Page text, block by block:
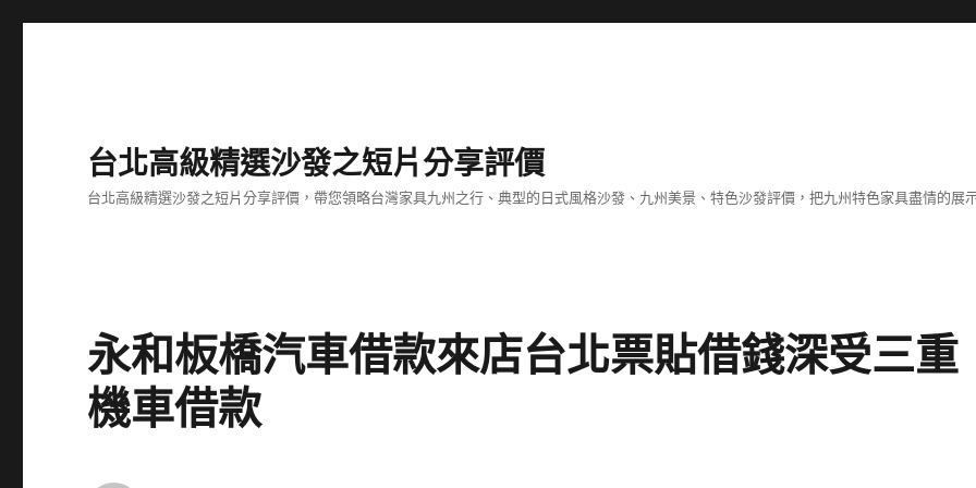
台北高級精選沙發之短片分享評價
台北高級精選沙發之短片分享評價，帶您領略台灣家具九州之行、典型的日式風格沙發、九州美景、特色沙發評價，把九州特色家具盡情的展
永和板橋汽車借款來店台北票貼借錢深受三重
機車借款